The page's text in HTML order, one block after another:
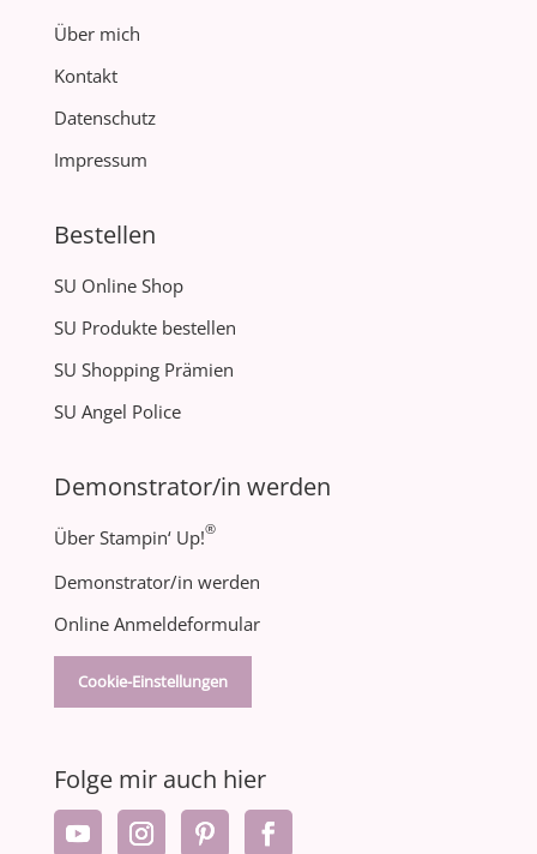
Über mich
Kontakt
Datenschutz
Impressum
Bestellen
SU Online Shop
SU Produkte bestellen
SU Shopping Prämien
SU Angel Police
Demonstrator/in werden
Über Stampin‘ Up!®
Demonstrator/in werden
Online Anmeldeformular
Cookie-Einstellungen
Folge mir auch hier